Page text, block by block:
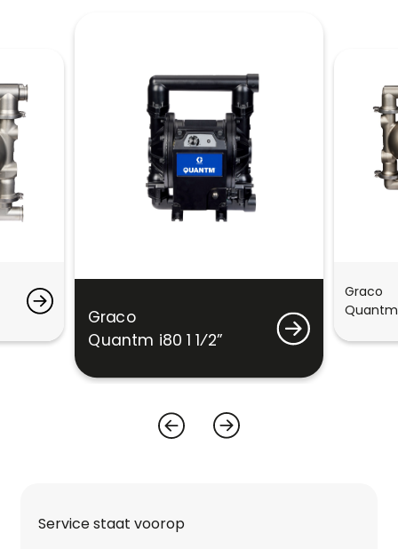
Graco
Quantm i80 1 1⁄2”
Graco
Quantm
Service staat voorop